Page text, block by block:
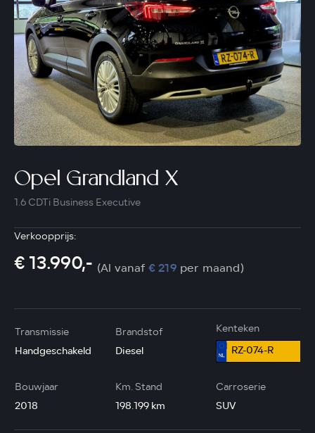
Opel Grandland X
1.6 CDTi Business Executive
Verkoopprijs:
€ 13.990,- (Al vanaf € 219 per maand)
Transmissie
Handgeschakeld
Brandstof
Diesel
Kenteken
RZ-074-R
Bouwjaar
2018
Km. Stand
198.199 km
Carroserie
SUV